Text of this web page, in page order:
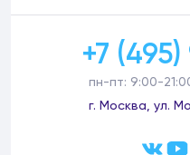
+7
пн-пт: 9:00-
г. Москва, ул.